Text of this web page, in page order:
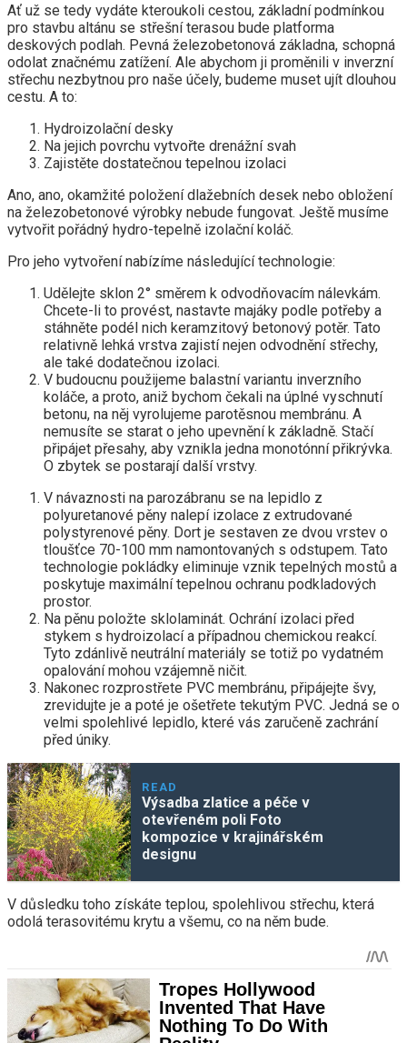
Ať už se tedy vydáte kteroukoli cestou, základní podmínkou
pro stavbu altánu se střešní terasou bude platforma
deskových podlah. Pevná železobetonová základna, schopná
odolat značnému zatížení. Ale abychom ji proměnili v inverzní
střechu nezbytnou pro naše účely, budeme muset ujít dlouhou
cestu. A to:
Hydroizolační desky
Na jejich povrchu vytvořte drenážní svah
Zajistěte dostatečnou tepelnou izolaci
Ano, ano, okamžité položení dlažebních desek nebo obložení
na železobetonové výrobky nebude fungovat. Ještě musíme
vytvořit pořádný hydro-tepelně izolační koláč.
Pro jeho vytvoření nabízíme následující technologie:
Udělejte sklon 2° směrem k odvodňovacím nálevkám.
Chcete-li to provést, nastavte majáky podle potřeby a
stáhněte podél nich keramzitový betonový potěr. Tato
relativně lehká vrstva zajistí nejen odvodnění střechy,
ale také dodatečnou izolaci.
V budoucnu použijeme balastní variantu inverzního
koláče, a proto, aniž bychom čekali na úplné vyschnutí
betonu, na něj vyrolujeme parotěsnou membránu. A
nemusíte se starat o jeho upevnění k základně. Stačí
připájet přesahy, aby vznikla jedna monotónní přikrývka.
O zbytek se postarají další vrstvy.
V návaznosti na parozábranu se na lepidlo z
polyuretanové pěny nalepí izolace z extrudované
polystyrenové pěny. Dort je sestaven ze dvou vrstev o
tloušťce 70-100 mm namontovaných s odstupem. Tato
technologie pokládky eliminuje vznik tepelných mostů a
poskytuje maximální tepelnou ochranu podkladových
prostor.
Na pěnu položte sklolaminát. Ochrání izolaci před
stykem s hydroizolací a případnou chemickou reakcí.
Tyto zdánlivě neutrální materiály se totiž po vydatném
opalování mohou vzájemně ničit.
Nakonec rozprostřete PVC membránu, připájejte švy,
zrevidujte je a poté je ošetřete tekutým PVC. Jedná se o
velmi spolehlivé lepidlo, které vás zaručeně zachrání
před úniky.
READ
Výsadba zlatice a péče v
otevřeném poli Foto
kompozice v krajinářském
designu
V důsledku toho získáte teplou, spolehlivou střechu, která
odolá terasovitému krytu a všemu, co na něm bude.